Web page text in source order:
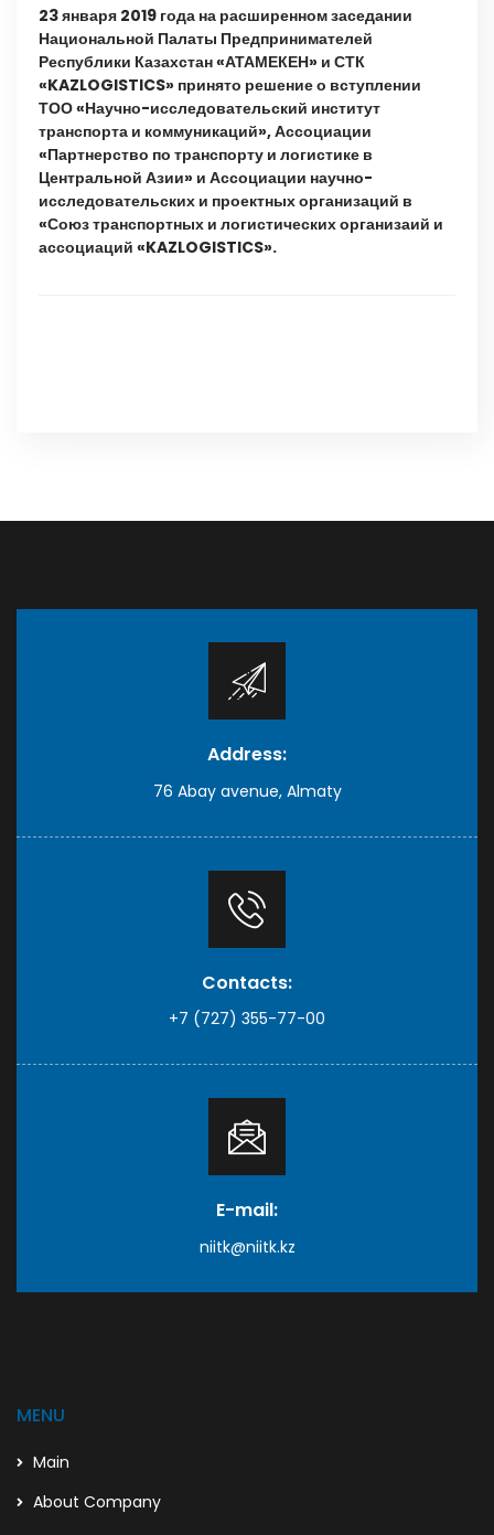
23 января 2019 года на расширенном заседании
Национальной Палаты Предпринимателей
Республики Казахстан «АТАМЕКЕН» и СТК
«KAZLOGISTICS» принято решение о вступлении
ТОО «Научно-исследовательский институт
транспорта и коммуникаций», Ассоциации
«Партнерство по транспорту и логистике в
Центральной Азии» и Ассоциации научно-
исследовательских и проектных организаций в
«Союз транспортных и логистических организаий и
ассоциаций «KAZLOGISTICS».
Address:
76 Abay avenue, Almaty
Contacts:
+7 (727) 355-77-00
E-mail:
niitk@niitk.kz
MENU
Main
About Company